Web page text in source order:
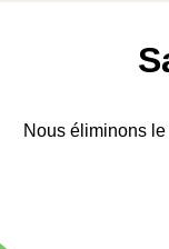
Nous éliminons